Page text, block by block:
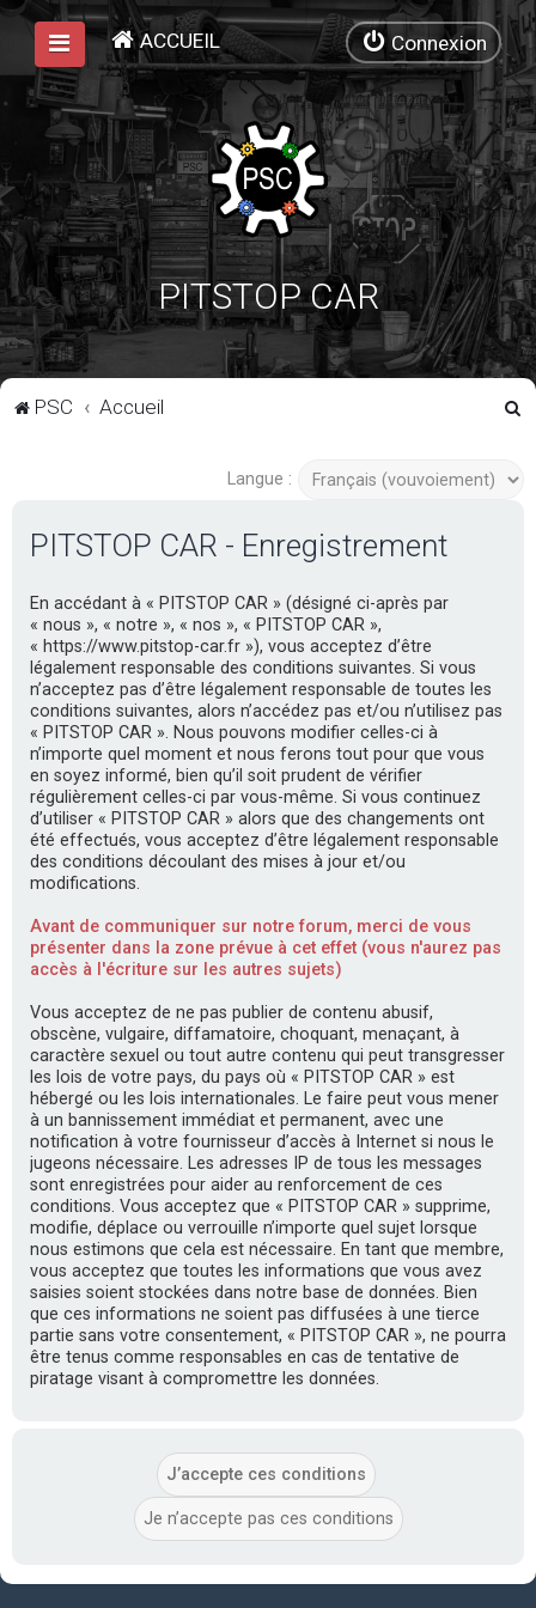
ACCUEIL Connexion
PITSTOP CAR
PSC Accueil
Langue :
PITSTOP CAR - Enregistrement
En accédant à « PITSTOP CAR » (désigné ci-après par
« nous », « notre », « nos », « PITSTOP CAR »,
« https://www.pitstop-car.fr »), vous acceptez d’être
légalement responsable des conditions suivantes. Si vous
n’acceptez pas d’être légalement responsable de toutes les
conditions suivantes, alors n’accédez pas et/ou n’utilisez pas
« PITSTOP CAR ». Nous pouvons modifier celles-ci à
n’importe quel moment et nous ferons tout pour que vous
en soyez informé, bien qu’il soit prudent de vérifier
régulièrement celles-ci par vous-même. Si vous continuez
d’utiliser « PITSTOP CAR » alors que des changements ont
été effectués, vous acceptez d’être légalement responsable
des conditions découlant des mises à jour et/ou
modifications.
Avant de communiquer sur notre forum, merci de vous
présenter dans la zone prévue à cet effet (vous n'aurez pas
accès à l'écriture sur les autres sujets)
Vous acceptez de ne pas publier de contenu abusif,
obscène, vulgaire, diffamatoire, choquant, menaçant, à
caractère sexuel ou tout autre contenu qui peut transgresser
les lois de votre pays, du pays où « PITSTOP CAR » est
hébergé ou les lois internationales. Le faire peut vous mener
à un bannissement immédiat et permanent, avec une
notification à votre fournisseur d’accès à Internet si nous le
jugeons nécessaire. Les adresses IP de tous les messages
sont enregistrées pour aider au renforcement de ces
conditions. Vous acceptez que « PITSTOP CAR » supprime,
modifie, déplace ou verrouille n’importe quel sujet lorsque
nous estimons que cela est nécessaire. En tant que membre,
vous acceptez que toutes les informations que vous avez
saisies soient stockées dans notre base de données. Bien
que ces informations ne soient pas diffusées à une tierce
partie sans votre consentement, « PITSTOP CAR », ne pourra
être tenus comme responsables en cas de tentative de
piratage visant à compromettre les données.